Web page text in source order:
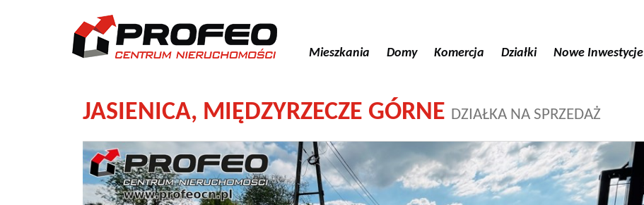
Mieszkania Domy Komercja Działki Nowe Inwestycje
JASIENICA, MIĘDZYRZECZE GÓRNE DZIAŁKA NA SPRZEDAŻ
+
−